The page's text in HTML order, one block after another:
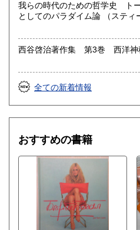
我らの時代のための哲学史 ト
としてのパラダイム論 （スティーヴ・フラー 著 ; 中島秀人
全ての新着情報
おすすめの書籍